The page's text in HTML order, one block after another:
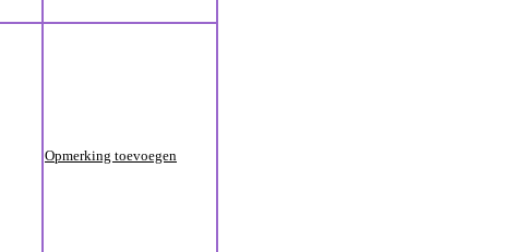
Opmerking toevoegen